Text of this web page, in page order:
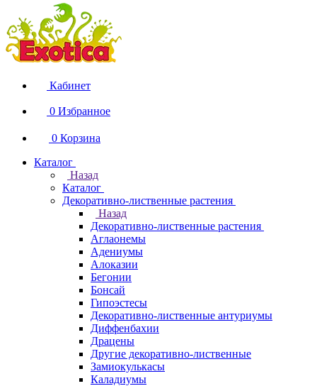
Кабинет
0 Избранное
0 Корзина
Каталог
Назад
Каталог
Декоративно-лиственные растения
Назад
Декоративно-лиственные растения
Аглаонемы
Адениумы
Алоказии
Бегонии
Бонсай
Гипоэстесы
Декоративно-лиственные антуриумы
Диффенбахии
Драцены
Другие декоративно-лиственные
Замиокулькасы
Каладиумы